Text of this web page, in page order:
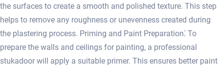
the surfaces to create a smooth and polished texture.​ This step
helps to remove any roughness or unevenness created during
the plastering process. Priming and Paint Preparation⁚ To
prepare the walls and ceilings for painting, a professional
stukadoor will apply a suitable primer.​ This ensures better paint